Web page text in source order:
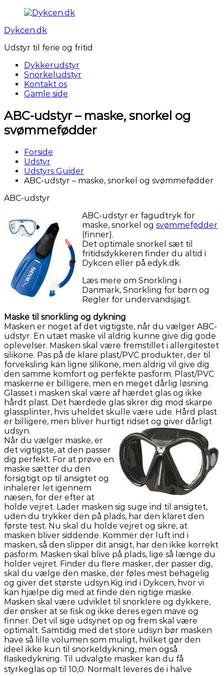
Videre
indhold
Dykcen.dk
Udstyr til ferie og fritid
Dykkerudstyr
Snorkeludstyr
Kontakt os
Gamle side
ABC-udstyr – maske, snorkel og
svømmefødder
Forside
Udstyr
Udstyrs Guider
ABC-udstyr – maske, snorkel og svømmefødder
ABC-udstyr
ABC-udstyr er fagudtryk for
maske, snorkel og svømmefødder
(finner).
Det optimale snorkel sæt til
fritidsdykkeren finder du altid i
Dykcen eller på edyk.dk.
Læs mere om Snorkling i
Danmark, Snorkling for børn og
Regler for undervandsjagt.
Maske til snorkling og dykning
Masken er noget af det vigtigste, når du vælger ABC-
udstyr. En utæt maske vil aldrig kunne give dig gode
oplevelser. Masken skal være fremstillet i allergitestet
silikone. Pas på de klare plast/PVC produkter, der til
forveksling kan ligne silikone, men aldrig vil give dig
den samme komfort og perfekte pasform. Plast/PVC
maskerne er billigere, men en meget dårlig løsning.
Glasset i masken skal være af hærdet glas og ikke
hårdt plast. Det hærdede glas sikrer dig mod skarpe
glassplinter, hvis uheldet skulle være ude. Hård plast
er billigere, men bliver hurtigt ridset og giver dårligt
udsyn.
Når du vælger maske, er
det vigtigste, at den passer
dig perfekt. For at prøve en
maske sætter du den
forsigtigt op til ansigtet og
inhalerer let igennem
næsen, for der efter at
holde vejret. Lader masken sig suge ind til ansigtet,
uden du trykker den på plads, har den klaret den
første test. Nu skal du holde vejret og sikre, at
masken bliver siddende. Kommer der luft ind i
masken, så den slipper dit ansigt, har den ikke korrekt
pasform. Masken skal blive på plads, lige så længe du
holder vejret. Finder du flere masker, der passer dig,
skal du vælge den maske, der føles mest behagelig
og giver det største udsyn.Kig ind i Dykcen, hvor vi
kan hjælpe dig med at finde den rigtige maske.
Masken skal være udviklet til snorklere og dykkere,
der ønsker at se fisk og ikke deres egen mave og
finner. Det vil sige udsynet op og frem skal være
optimalt. Samtidig med det store udsyn bør masken
have så lille volumen som muligt, hvilket gør den
ideel ikke kun til snorkeldykning, men også
flaskedykning. Til udvalgte masker kan du få
styrkeglas op til 10,0. Normalt leveres de i halve